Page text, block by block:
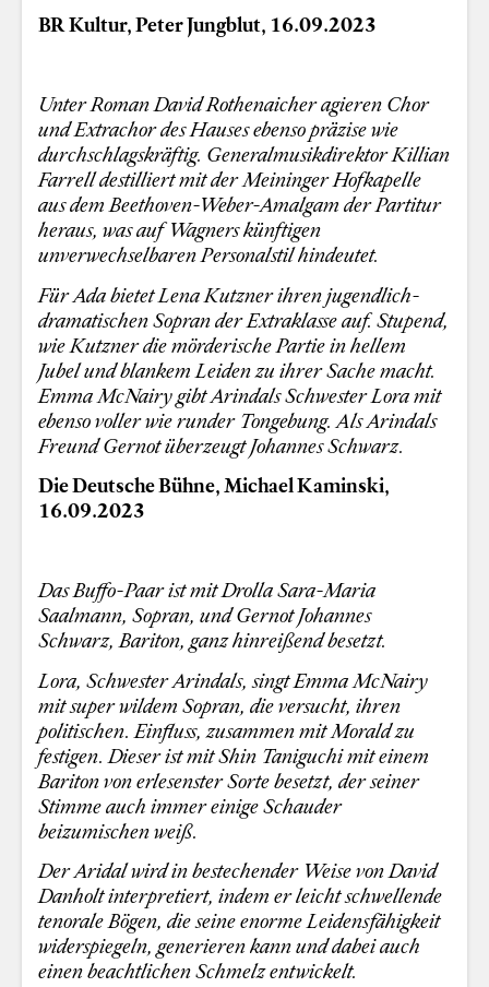
BR Kultur, Peter Jungblut, 16.09.2023
Unter Roman David Rothenaicher agieren Chor
und Extrachor des Hauses ebenso präzise wie
durchschlagskräftig. Generalmusikdirektor Killian
Farrell destilliert mit der Meininger Hofkapelle
aus dem Beethoven-Weber-Amalgam der Partitur
heraus, was auf Wagners künftigen
unverwechselbaren Personalstil hindeutet.
Für Ada bietet Lena Kutzner ihren jugendlich-
dramatischen Sopran der Extraklasse auf. Stupend,
wie Kutzner die mörderische Partie in hellem
Jubel und blankem Leiden zu ihrer Sache macht.
Emma McNairy gibt Arindals Schwester Lora mit
ebenso voller wie runder Tongebung. Als Arindals
Freund Gernot überzeugt Johannes Schwarz.
Die Deutsche Bühne, Michael Kaminski,
16.09.2023
Das Buffo-Paar ist mit Drolla Sara-Maria
Saalmann, Sopran, und Gernot Johannes
Schwarz, Bariton, ganz hinreißend besetzt.
Lora, Schwester Arindals, singt Emma McNairy
mit super wildem Sopran, die versucht, ihren
politischen. Einfluss, zusammen mit Morald zu
festigen. Dieser ist mit Shin Taniguchi mit einem
Bariton von erlesenster Sorte besetzt, der seiner
Stimme auch immer einige Schauder
beizumischen weiß.
Der Aridal wird in bestechender Weise von David
Danholt interpretiert, indem er leicht schwellende
tenorale Bögen, die seine enorme Leidensfähigkeit
widerspiegeln, generieren kann und dabei auch
einen beachtlichen Schmelz entwickelt.